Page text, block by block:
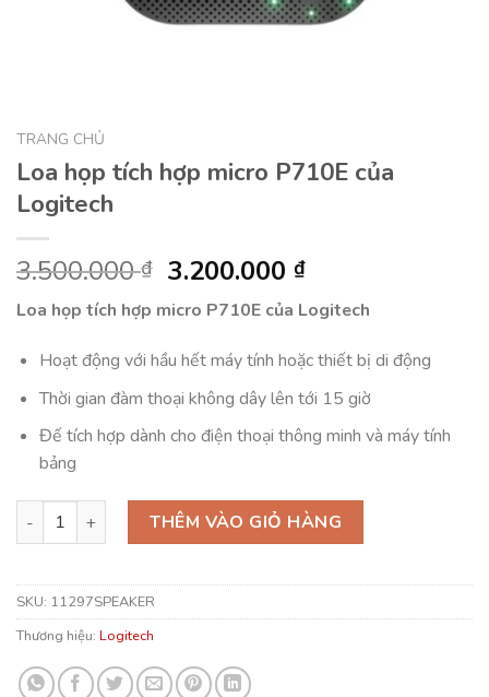
TRANG CHỦ
Loa họp tích hợp micro P710E của
Logitech
3.500.000₫ Giá
gốc
là:
3.500.000 ₫.
3.200.000₫Giá
hiện
tại
là:
3.200.000 ₫.
Loa họp tích hợp micro P710E của Logitech
Hoạt động với hầu hết máy tính hoặc thiết bị di động
Thời gian đàm thoại không dây lên tới 15 giờ
Đế tích hợp dành cho điện thoại thông minh và máy tính
bảng
Loa họp tích hợp micro P710E của Logitech số lượng
THÊM VÀO GIỎ HÀNG
SKU: 11297SPEAKER
Thương hiệu: Logitech